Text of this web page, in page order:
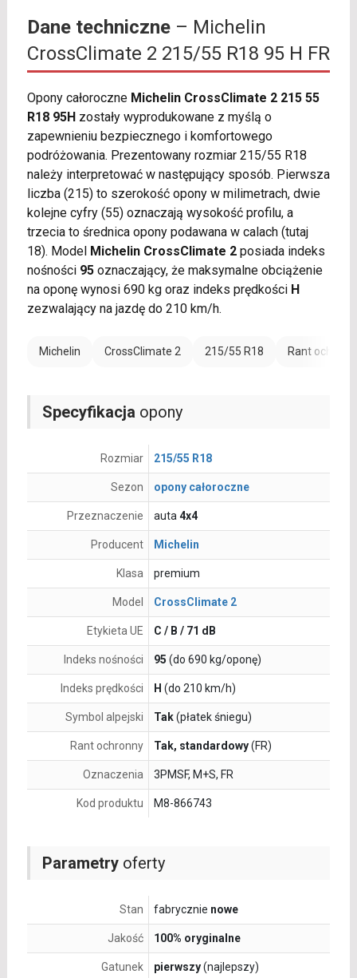
Dane techniczne– Michelin
CrossClimate 2 215/55 R18 95 H FR
Opony całoroczne Michelin CrossClimate 2 215 55
R18 95Hzostały wyprodukowane z myślą o
zapewnieniu bezpiecznego i komfortowego
podróżowania. Prezentowany rozmiar 215/55 R18
należy interpretować w następujący sposób. Pierwsza
liczba (215) to szerokość opony w milimetrach, dwie
kolejne cyfry (55) oznaczają wysokość profilu, a
trzecia to średnica opony podawana w calach (tutaj
18). Model Michelin CrossClimate 2posiada indeks
nośności 95oznaczający, że maksymalne obciążenie
na oponę wynosi 690 kg oraz indeks prędkości H
zezwalający na jazdę do 210 km/h.
Michelin CrossClimate 2 215/55 R18 Rant
Parametryoferty
Stan fabrycznie nowe
Jakość 100% oryginalne
Gatunek pierwszy(najlepszy)
Specyfikacja opony
Rozmiar 215/55 R18
Sezon opony całoroczne
Przeznaczenie auta 4x4
Producent Michelin
Klasa premium
Model CrossClimate 2
Etykieta UE C / B / 71 dB
Indeks nośności 95 (do 690 kg/oponę)
Indeks prędkości H (do 210 km/h)
Symbol alpejski Tak(płatek śniegu)
Rant ochronny Tak, standardowy(FR)
Oznaczenia 3PMSF, M+S, FR
Kod produktu M8-866743